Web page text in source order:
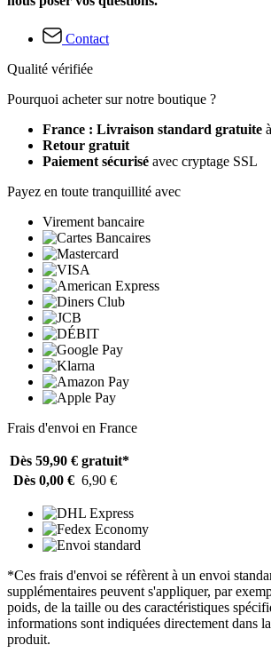
Contact
Qualité vérifiée
Pourquoi acheter sur notre boutique ?
France : Livraison standard gratuite
Retour gratuit
Paiement sécurisé avec cryptage SSL
Payez en toute tranquillité avec
Virement bancaire
Frais d'envoi en France
Dès 59,90 € gratuit*
Dès 0,00 € 6,90 €
*Ces frais d'envoi se réfèrent à un envoi
supplémentaires peuvent s'appliquer, par
poids, de la taille ou des caractéristiques
informations sont indiquées directement dans
produit.